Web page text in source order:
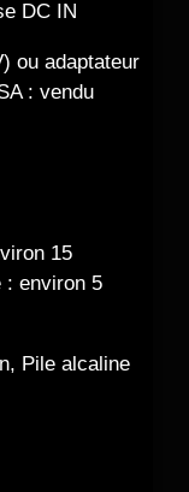
DC IN
ou adaptateur
: vendu
15
: environ 5
Pile alcaline